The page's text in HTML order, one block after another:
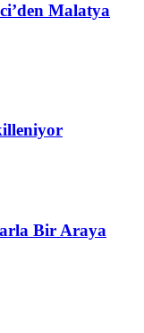
Malatya
Bir Araya